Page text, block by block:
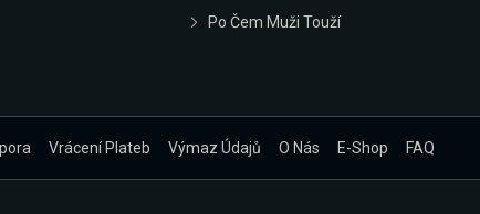
Po Čem Muži Touží
Vrácení Plateb Výmaz Údajů O Nás E-Shop FAQ